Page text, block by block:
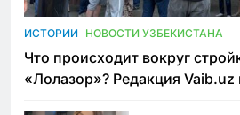
ИСТОРИИ НОВОСТИ УЗБЕКИСТАНА
Что происходит вокруг
«Лолазор»? Редакция Vaib.uz